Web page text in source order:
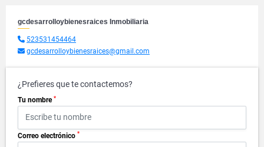
gcdesarrolloybienesraices Inmobiliaria
523531454464
gcdesarrolloybienesraices@gmail.com
¿Prefieres que te contactemos?
Tu nombre *
Correo electrónico *